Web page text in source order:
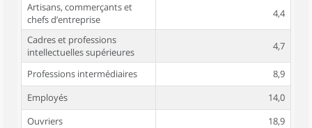
Artisans, commerçants et
chefs d’entreprise
4,4
Cadres et professions
intellectuelles supérieures
4,7
Professions intermédiaires
8,9
Employés
14,0
Ouvriers
18,9